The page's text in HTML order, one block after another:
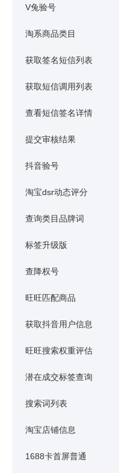
V兔验号
淘系商品类目
获取签名短信列表
获取短信调用列表
查看短信签名详情
提交审核结果
抖音验号
淘宝dsr动态评分
查询类目品牌词
标签升级版
查降权号
旺旺匹配商品
获取抖音用户信息
旺旺搜索权重评估
潜在成交标签查询
搜索词列表
淘宝店铺信息
1688卡首屏普通